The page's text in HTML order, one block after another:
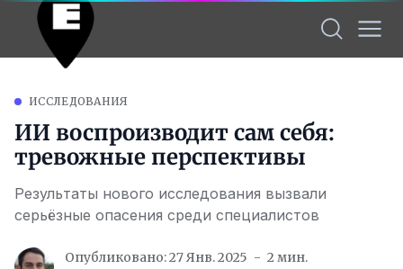
ИССЛЕДОВАНИЯ
ИИ воспроизводит сам себя:
тревожные перспективы
Результаты нового исследования вызвали
серьёзные опасения среди специалистов
Опубликовано: 27 Янв. 2025
2 мин.